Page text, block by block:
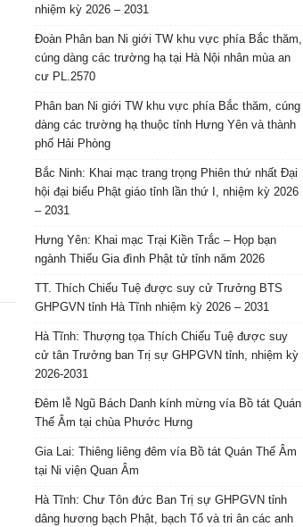
nhiệm kỳ 2026 – 2031
Đoàn Phân ban Ni giới TW khu vực phía Bắc thăm,
cúng dàng các trường hạ tại Hà Nội nhân mùa an
cư PL.2570
Phân ban Ni giới TW khu vực phía Bắc thăm, cúng
dàng các trường hạ thuộc tỉnh Hưng Yên và thành
phố Hải Phòng
Bắc Ninh: Khai mạc trang trọng Phiên thứ nhất Đại
hội đại biểu Phật giáo tỉnh lần thứ I, nhiệm kỳ 2026
– 2031
Hưng Yên: Khai mạc Trại Kiền Trắc – Họp bạn
ngành Thiếu Gia đình Phật tử tỉnh năm 2026
TT. Thích Chiếu Tuệ được suy cử Trưởng BTS
GHPGVN tỉnh Hà Tĩnh nhiệm kỳ 2026 – 2031
Hà Tĩnh: Thượng tọa Thích Chiếu Tuệ được suy
cử tân Trưởng ban Trị sự GHPGVN tỉnh, nhiệm kỳ
2026-2031
Đêm lễ Ngũ Bách Danh kính mừng vía Bồ tát Quán
Thế Âm tại chùa Phước Hưng
Gia Lai: Thiêng liêng đêm vía Bồ tát Quán Thế Âm
tại Ni viện Quan Âm
Hà Tĩnh: Chư Tôn đức Ban Trị sự GHPGVN tỉnh
dâng hương bạch Phật, bạch Tổ và tri ân các anh